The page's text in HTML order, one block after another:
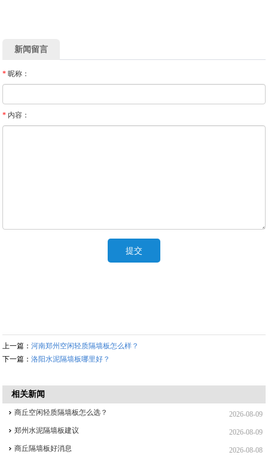
新闻留言
* 昵称：
* 内容：
上一篇：河南郑州空闲轻质隔墙板怎么样？
下一篇：洛阳水泥隔墙板哪里好？
相关新闻
2026-08-09
商丘空闲轻质隔墙板怎么选？
2026-08-09
郑州水泥隔墙板建议
2026-08-08
商丘隔墙板好消息